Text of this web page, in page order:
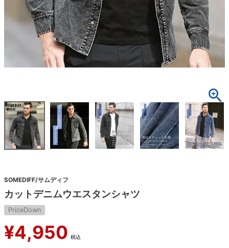
SOMEDIFF/サムディフ
カットデニムウエスタンシャツ
PriceDown
¥4,950 税込